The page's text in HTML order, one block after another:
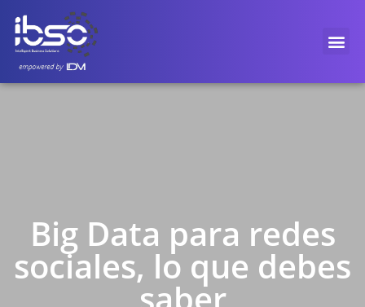
Big Data para redes
sociales, lo que debes